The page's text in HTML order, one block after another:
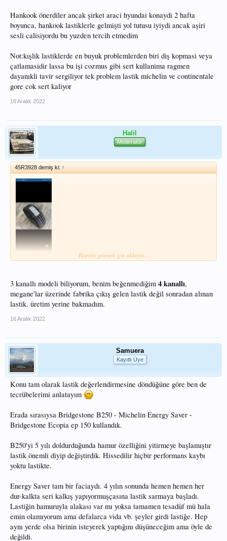
Hankook önerdiler ancak şirket araci hyundai konaydi 2 hafta
boyunca, hankook lastiklerle gelmişti yol tutusu iyiydi ancak aşiri
sesli calisiyordu bu yuzden tercih etmedim
Not:kışlik lastiklerde en buyuk problemlerden biri diş kopmasi veya
çatlamasidir lassa bu işi cozmus gibi sert kullanima ragmen
dayanıkli tavir sergiliyor tek problem lastik michelin ve continentale
gore cok sert kaliyor
16 Aralık 2022
Halil
Moderatör
45R3928 demiş ki: ↑
Güncel olan ithal Goodyear efficient grip performance 2 modeli ise bu 4kanallı
Hepsini görmek için tıklayın...
3 kanallı modeli biliyorum, benim beğenmediğim 4 kanallı,
megane'lar üzerinde fabrika çıkış gelen lastik değil sonradan alınan
lastik. üretim yerine bakmadım.
16 Aralık 2022
Samuera
Kayıtlı Üye
Konu tam olarak lastik değerlendirmesine döndüğüne göre ben de
tecrübelerimi anlatayım
Erada sırasıysa Bridgestone B250 - Michelin Energy Saver -
Bridgestone Ecopia ep 150 kullandık.
B250'yi 5 yılı doldurduğunda hamur özelliğini yitirmeye başlamıştır
lastik önemli diyip değiştirdik. Hissedilir hiçbir performans kaybı
yoktu lastikte.
Energy Saver tam bir faciaydı. 4 yılın sonunda hemen hemen her
dur-kalkta seri kalkış yapıyormuşçasına lastik sarmaya başladı.
Lastiğin hamuruyla alakası var mı yoksa tamamen tesadüf mü hala
emin olamıyorum ama defalarca vida vb. şeyler girdi lastiğe. Hep
aynı yerde olsa birinin isteyerek yaptığını düşüneceğim ama öyle de
değildi.